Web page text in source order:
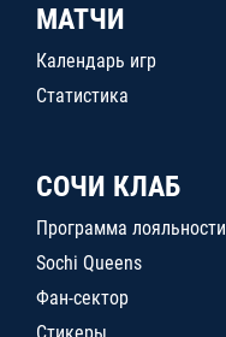
МАТЧИ
Календарь игр
Статистика
СОЧИ КЛАБ
Программа лояльности
Sochi Queens
Фан-сектор